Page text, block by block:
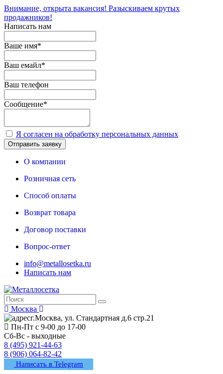
Внимание, открыта вакансия! Разыскиваем крутых
продажников!
Написать нам
Ваше имя*
Ваш емайл*
Ваш телефон
Сообщение*
Я согласен на обработку персональных данных
Отправить заявку
О компании
Розничная сеть
Способ оплаты
Возврат товара
Договор поставки
Вопрос-ответ
info@metallosetka.ru
Написать нам
Москва
г.Москва, ул. Стандартная д.6 стр.21
Пн-Пт с 9-00 до 17-00
Сб-Вс - выходные
8 (495) 921-44-63
8 (906) 064-82-42
Написать в Telegram